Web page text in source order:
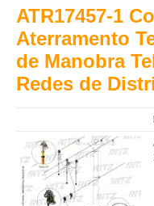
ATR17457-1
Aterramento
de Manobra
Redes de